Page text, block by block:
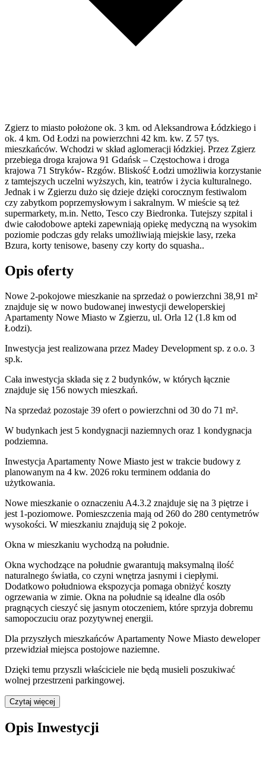
Zgierz to miasto położone ok. 3 km. od Aleksandrowa Łódzkiego i
ok. 4 km. Od Łodzi na powierzchni 42 km. kw. Z 57 tys.
mieszkańców. Wchodzi w skład aglomeracji łódzkiej. Przez Zgierz
przebiega droga krajowa 91 Gdańsk – Częstochowa i droga
krajowa 71 Stryków- Rzgów. Bliskość Łodzi umożliwia korzystanie
z tamtejszych uczelni wyższych, kin, teatrów i życia kulturalnego.
Jednak i w Zgierzu dużo się dzieje dzięki corocznym festiwalom
czy zabytkom poprzemysłowym i sakralnym. W mieście są też
supermarkety, m.in. Netto, Tesco czy Biedronka. Tutejszy szpital i
dwie całodobowe apteki zapewniają opiekę medyczną na wysokim
poziomie podczas gdy relaks umożliwiają miejskie lasy, rzeka
Bzura, korty tenisowe, baseny czy korty do squasha..
Opis oferty
Nowe 2-pokojowe mieszkanie na sprzedaż o powierzchni 38,91 m²
znajduje się w nowo budowanej inwestycji deweloperskiej
Apartamenty Nowe Miasto w Zgierzu, ul. Orla 12 (1.8 km od
Łodzi).
Inwestycja jest realizowana przez Madey Development sp. z o.o. 3
sp.k.
Cała inwestycja składa się z 2 budynków, w których łącznie
znajduje się 156 nowych mieszkań.
Na sprzedaż pozostaje 39 ofert o powierzchni od 30 do 71 m².
W budynkach jest 5 kondygnacji naziemnych oraz 1 kondygnacja
podziemna.
Inwestycja Apartamenty Nowe Miasto jest w trakcie budowy z
planowanym na 4 kw. 2026 roku terminem oddania do
użytkowania.
Nowe mieszkanie o oznaczeniu A4.3.2 znajduje się na 3 piętrze i
jest 1-poziomowe. Pomieszczenia mają od 260 do 280 centymetrów
wysokości. W mieszkaniu znajdują się 2 pokoje.
Okna w mieszkaniu wychodzą na południe.
Okna wychodzące na południe gwarantują maksymalną ilość
naturalnego światła, co czyni wnętrza jasnymi i ciepłymi.
Dodatkowo południowa ekspozycja pomaga obniżyć koszty
ogrzewania w zimie. Okna na południe są idealne dla osób
pragnących cieszyć się jasnym otoczeniem, które sprzyja dobremu
samopoczuciu oraz pozytywnej energii.
Dla przyszłych mieszkańców Apartamenty Nowe Miasto deweloper
przewidziałmiejsca postojowe naziemne.
Dzięki temu przyszli właściciele nie będą musieli poszukiwać
wolnej przestrzeni parkingowej.
Czytaj więcej
Opis Inwestycji